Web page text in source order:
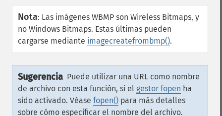
Nota: Las imágenes WBMP son Wireless Bitmaps, y
no Windows Bitmaps. Estas últimas pueden
cargarse mediante imagecreatefrombmp().
Sugerencia Puede utilizar una URL como nombre
de archivo con esta función, si el gestor fopen ha
sido activado. Véase fopen() para más detalles
sobre cómo especificar el nombre del archivo.